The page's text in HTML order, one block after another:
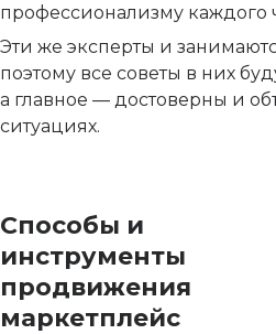
профессионализму каждого
Эти же эксперты и
поэтому все советы в них
а главное — достоверны и
ситуациях.
Способы и
инструменты
продвижения
маркетплейс